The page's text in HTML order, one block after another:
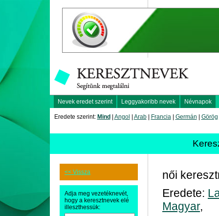
Nevek eredet szerint Leggyakoribb nevek Névnapok
Eredete szerint: Mind Angol Arab| Francia| Germán Görög
<< Vissza
Adja meg vezetéknevét,
hogy a keresztnevek elé
illeszthessük:
női
Eredete:
Magyar,